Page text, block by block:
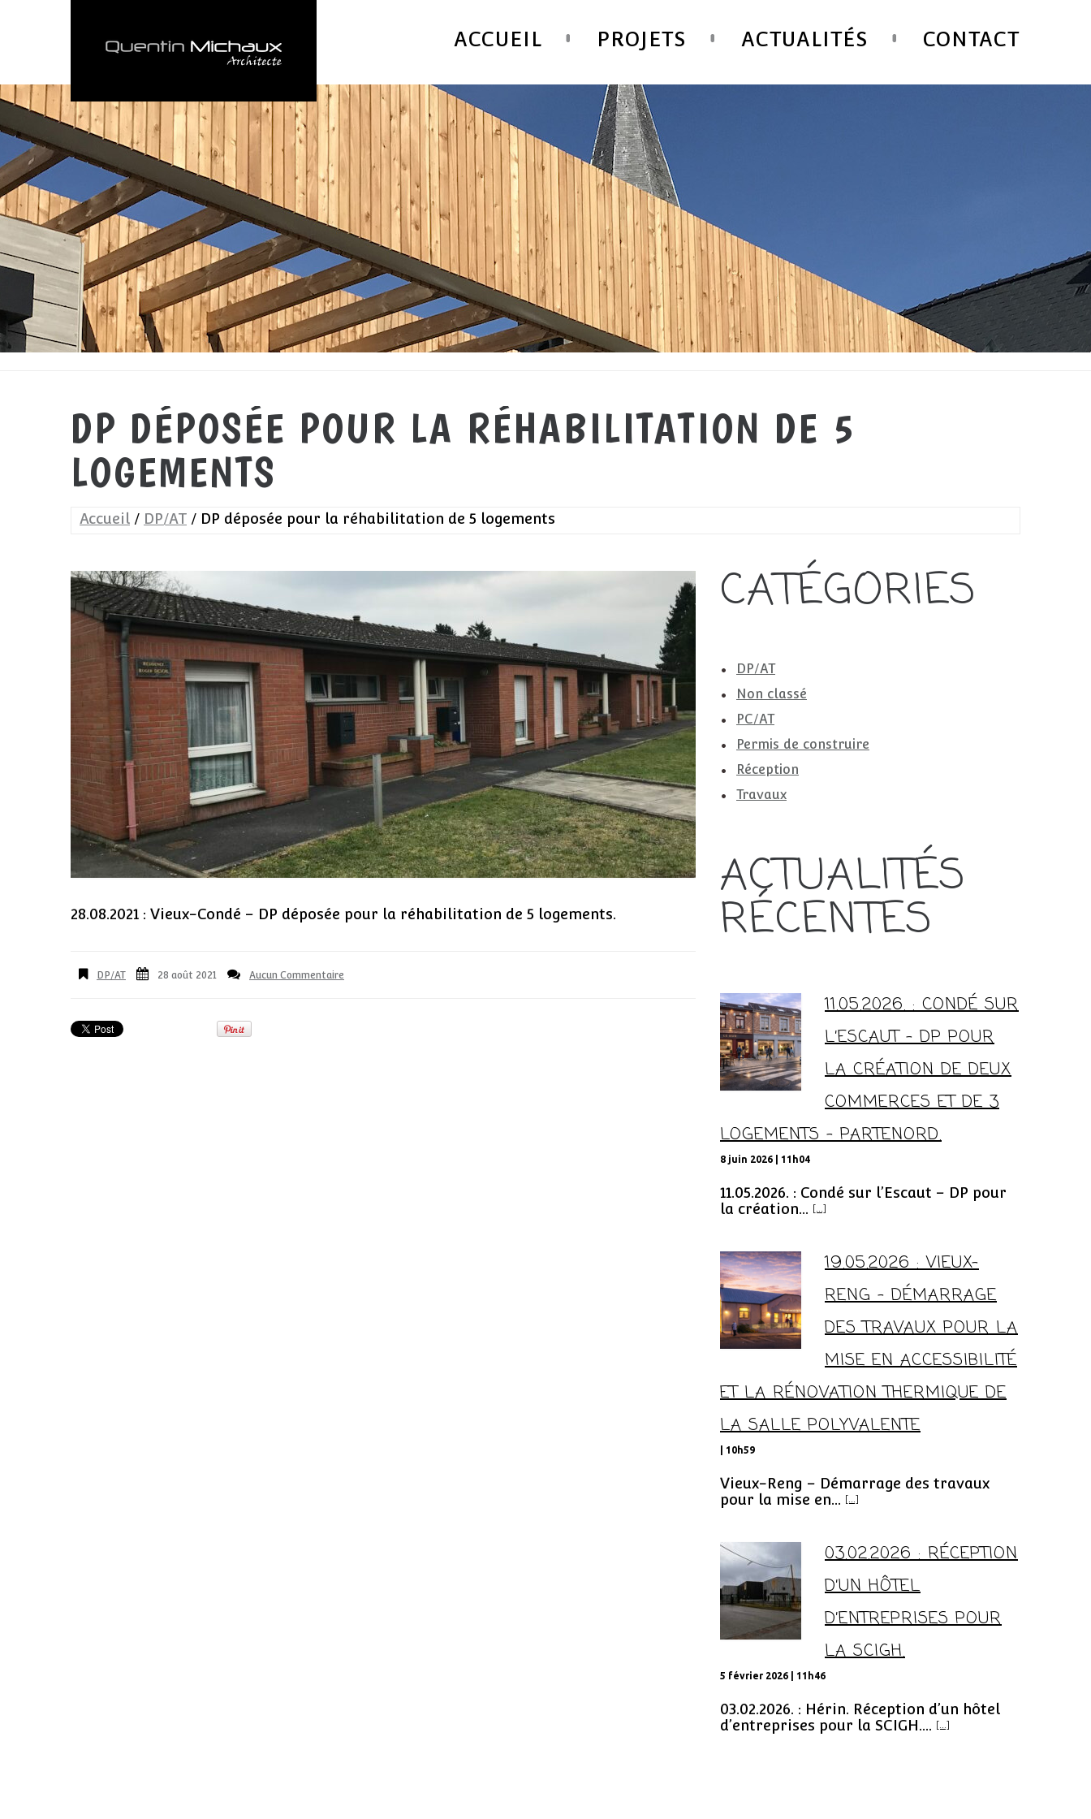
ACCUEIL PROJETS ACTUALITÉS CONTACT
DP DÉPOSÉE POUR LA RÉHABILITATION DE 5
LOGEMENTS
Accueil DP/AT DP déposée pour la réhabilitation de 5 logements
28.08.2021 : Vieux-Condé – DP déposée pour la réhabilitation de 5 logements.
DP/AT 28 août 2021 Aucun Commentaire
CATÉGORIES
DP/AT
Non classé
PC/AT
Permis de construire
Réception
Travaux
ACTUALITÉS
RÉCENTES
11.05.2026. : CONDÉ SUR
L’ESCAUT – DP POUR
LA CRÉATION DE DEUX
COMMERCES ET DE 3
LOGEMENTS – PARTENORD.
8 juin 2026 | 11h04
11.05.2026. : Condé sur l’Escaut – DP pour
la création... [...]
19.05.2026 : VIEUX-
RENG – DÉMARRAGE
DES TRAVAUX POUR LA
MISE EN ACCESSIBILITÉ
ET LA RÉNOVATION THERMIQUE DE
LA SALLE POLYVALENTE
| 10h59
Vieux-Reng – Démarrage des travaux
pour la mise en... [...]
03.02.2026 : RÉCEPTION
D’UN HÔTEL
D’ENTREPRISES POUR
LA SCIGH.
5 février 2026 | 11h46
03.02.2026. : Hérin. Réception d’un hôtel
d’entreprises pour la SCIGH.... [...]